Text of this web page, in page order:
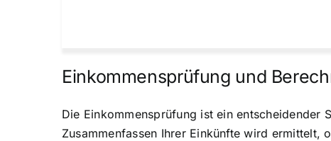
Einkommensprüfung und
Die Einkommensprüfung ist ein entscheidender
Zusammenfassen Ihrer Einkünfte wird ermittelt,